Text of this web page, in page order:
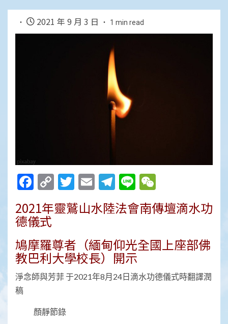
2021 年 9 月 3 日 1 min read
Facebook
Copy
Link
Twitter
EmailTelegram
Line
2021年靈鷲山水陸法會南傳壇滴水功
德儀式
鳩摩羅尊者（緬甸仰光全國上座部佛
教巴利大學校長）開示
淨念師與芳菲 于2021年8月24日滴水功德儀式時翻譯潤
稿
顏靜節錄